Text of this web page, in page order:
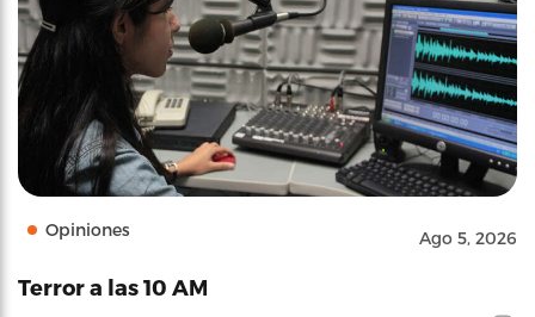
Opiniones Ago 5, 2026
Terror a las 10 AM